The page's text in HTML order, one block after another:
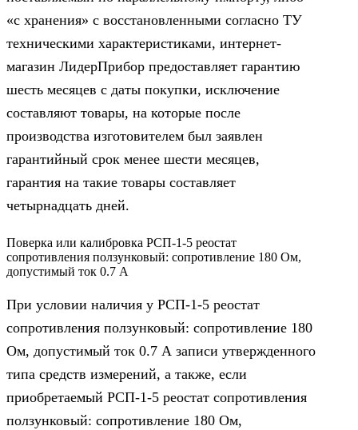
«с хранения» с восстановленными согласно ТУ
техническими характеристиками, интернет-
магазин ЛидерПрибор предоставляет гарантию
шесть месяцев с даты покупки, исключение
составляют товары, на которые после
производства изготовителем был заявлен
гарантийный срок менее шести месяцев,
гарантия на такие товары составляет
четырнадцать дней.
Поверка или калибровка РСП-1-5 реостат
сопротивления ползунковый: сопротивление 180 Ом,
допустимый ток 0.7 А
При условии наличия у РСП-1-5 реостат
сопротивления ползунковый: сопротивление 180
Ом, допустимый ток 0.7 А записи утвержденного
типа средств измерений, а также, если
приобретаемый РСП-1-5 реостат сопротивления
ползунковый: сопротивление 180 Ом,